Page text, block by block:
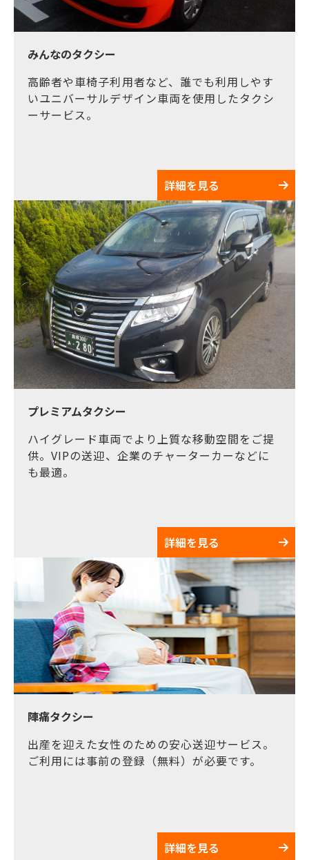
みんなのタクシー
高齢者や車椅子利用者など、誰でも利用しやす
いユニバーサルデザイン車両を使用したタクシ
ーサービス。
詳細を見る
プレミアムタクシー
ハイグレード車両でより上質な移動空間をご提
供。VIPの送迎、企業のチャーターカーなどに
も最適。
詳細を見る
陣痛タクシー
出産を迎えた女性のための安心送迎サービス。
ご利用には事前の登録（無料）が必要です。
詳細を見る